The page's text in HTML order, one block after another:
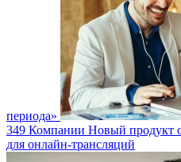
периода»
349 Компании Новый продукт
для онлайн-трансляций